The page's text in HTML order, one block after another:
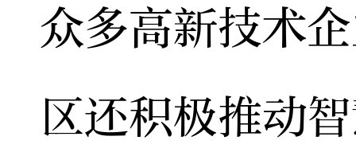
众多高新技术
区还积极推动